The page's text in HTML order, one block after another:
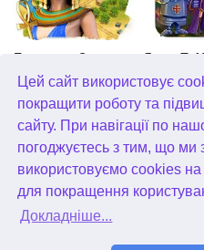
Цей сайт використовує
покращити роботу та
сайту. При навігації по
погоджуєтесь з тим, що ми
використовуємо cookies
для покращення
Докладніше...
відремонтувати дороги,
щоб ті могли надати
стратегії у вашому
поїзди і літаки.
Шукачі скарбів. Сніжна королева. колекційне видання